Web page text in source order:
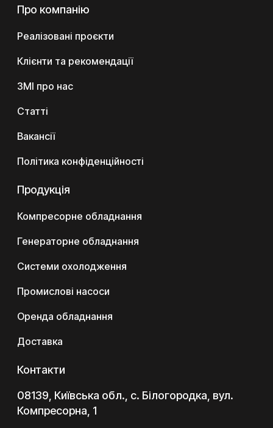
Про компанію
Реалізовані проєкти
Клієнти та рекомендації
ЗМІ про нас
Статті
Вакансії
Політика конфіденційності
Продукція
Компресорне обладнання
Генераторне обладнання
Системи охолодження
Промислові насоси
Оренда обладнання
Доставка
Контакти
08139, Київська обл., с. Білогородка, вул.
Компресорна, 1